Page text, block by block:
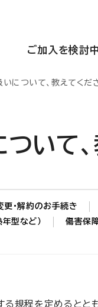
ご加入を検討
について、教えてくだ
いて、
更・解約のお手続き
型など）
傷害保
規程を定めると